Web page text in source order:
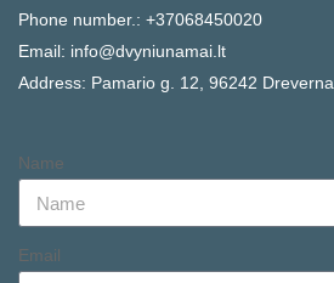
Phone number.: +37068450020
Email: info@dvyniunamai.lt
Address: Pamario g. 12, 96242 Dreverna
Name
Email